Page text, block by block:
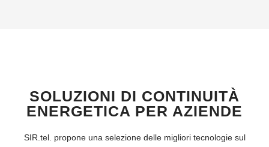
SOLUZIONI DI CONTINUITÀ
ENERGETICA PER AZIENDE
SIR.tel. propone una selezione delle migliori tecnologie sul